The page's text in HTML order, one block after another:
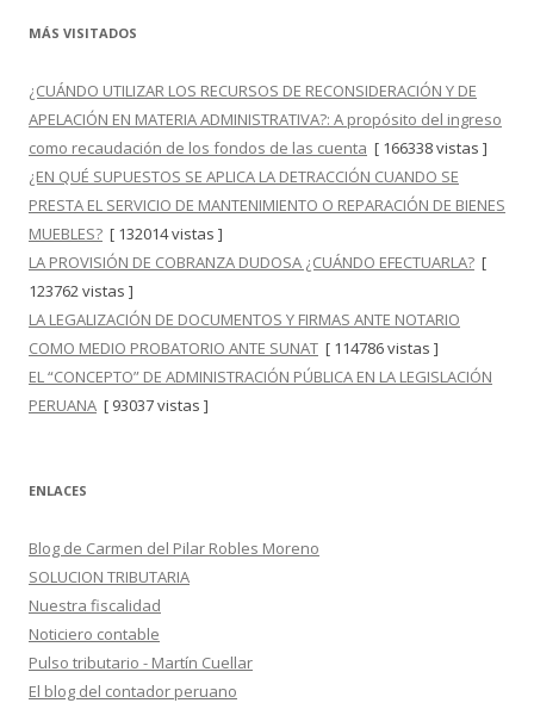
MÁS VISITADOS
¿CUÁNDO UTILIZAR LOS RECURSOS DE RECONSIDERACIÓN Y DE
APELACIÓN EN MATERIA ADMINISTRATIVA?: A propósito del ingreso
como recaudación de los fondos de las cuenta [ 166338 vistas ]
¿EN QUÉ SUPUESTOS SE APLICA LA DETRACCIÓN CUANDO SE
PRESTA EL SERVICIO DE MANTENIMIENTO O REPARACIÓN DE BIENES
MUEBLES? [ 132014 vistas ]
LA PROVISIÓN DE COBRANZA DUDOSA ¿CUÁNDO EFECTUARLA? [
123762 vistas ]
LA LEGALIZACIÓN DE DOCUMENTOS Y FIRMAS ANTE NOTARIO
COMO MEDIO PROBATORIO ANTE SUNAT [ 114786 vistas ]
EL “CONCEPTO” DE ADMINISTRACIÓN PÚBLICA EN LA LEGISLACIÓN
PERUANA [ 93037 vistas ]
ENLACES
Blog de Carmen del Pilar Robles Moreno
SOLUCION TRIBUTARIA
Nuestra fiscalidad
Noticiero contable
Pulso tributario - Martín Cuellar
El blog del contador peruano